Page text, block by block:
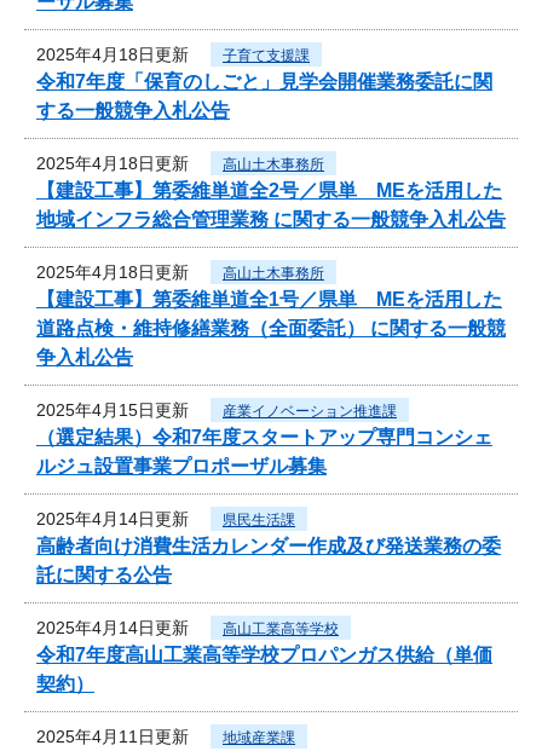
2025年4月18日更新 子育て支援課
令和7年度「保育のしごと」見学会開催業務委託に関
する一般競争入札公告
2025年4月18日更新 高山土木事務所
【建設工事】第委維単道全2号／県単 MEを活用した
地域インフラ総合管理業務 に関する一般競争入札公告
2025年4月18日更新 高山土木事務所
【建設工事】第委維単道全1号／県単 MEを活用した
道路点検・維持修繕業務（全面委託） に関する一般競
争入札公告
2025年4月15日更新 産業イノベーション推進課
（選定結果）令和7年度スタートアップ専門コンシェ
ルジュ設置事業プロポーザル募集
2025年4月14日更新 県民生活課
高齢者向け消費生活カレンダー作成及び発送業務の委
託に関する公告
2025年4月14日更新 高山工業高等学校
令和7年度高山工業高等学校プロパンガス供給（単価
契約）
2025年4月11日更新 地域産業課